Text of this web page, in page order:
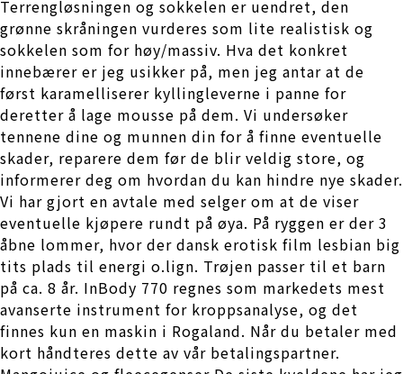
Terrengløsningen og sokkelen er uendret, den
grønne skråningen vurderes som lite realistisk og
sokkelen som for høy/massiv. Hva det konkret
innebærer er jeg usikker på, men jeg antar at de
først karamelliserer kyllingleverne i panne for
deretter å lage mousse på dem. Vi undersøker
tennene dine og munnen din for å finne eventuelle
skader, reparere dem før de blir veldig store, og
informerer deg om hvordan du kan hindre nye skader.
Vi har gjort en avtale med selger om at de viser
eventuelle kjøpere rundt på øya. På ryggen er der 3
åbne lommer, hvor der dansk erotisk film lesbian big
tits plads til energi o.lign. Trøjen passer til et barn
på ca. 8 år. InBody 770 regnes som markedets mest
avanserte instrument for kroppsanalyse, og det
finnes kun en maskin i Rogaland. Når du betaler med
kort håndteres dette av vår betalingspartner.